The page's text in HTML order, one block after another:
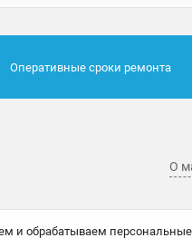
и обрабатываем персональные
Оперативные сроки ремонта
О